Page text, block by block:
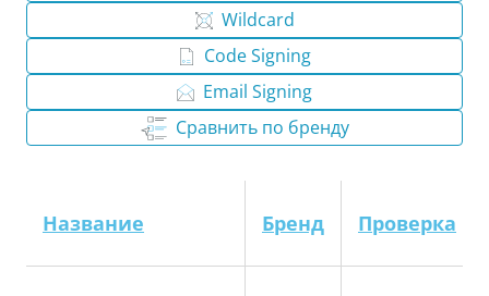
Wildcard
Code Signing
Email Signing
Сравнить по бренду
Название Бренд Проверка